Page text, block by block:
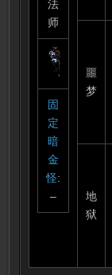
法
师
固
定
暗
金
怪:
–
噩
梦
地
狱